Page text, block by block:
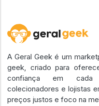
A Geral Geek é um
geek, criado para
confiança em cada
colecionadores e lojistas
preços justos e foco na